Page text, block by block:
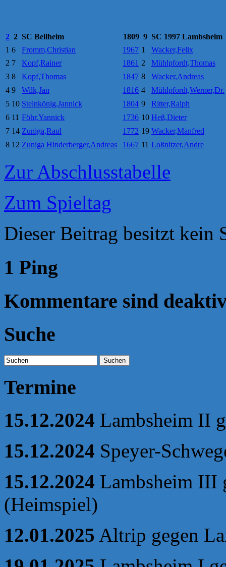
2 2 SC Bellheim 1809 9 SC 1997 Lambsheim
1 6 Fromm,Christian 1967 1
Wacker,Felix
2 7 Kopf,Rainer 1861 2
Mühlpfordt,Thomas
3 8 Kopf,Thomas 1847 8
Wacker,Andreas
4 9 Wilk,Jan 1816 4
Mühlpfordt,Werner,Dr.
5 10 Steinkönig,Jannick 1804 9
Ritter,Ralph
6 11 Föhr,Yannick 1736 10 Heß,Dieter
7 14 Zuniga,Raul 1772 19 Wacker,Manfred
8 12 Zuniga Hinderberger,Andreas 1667 11 Loßnitzer,Andre
Zur Abschlusstabelle
Zum Spieltag
Dieser Beitrag besitzt kein
1 Ping
Kommentare sind
Suche
Suchen
Termine
15.12.2024 Lambsheim II
15.12.2024 Speyer-
15.12.2024 Lambsheim III
(Heimspiel)
12.01.2025 Altrip gegen